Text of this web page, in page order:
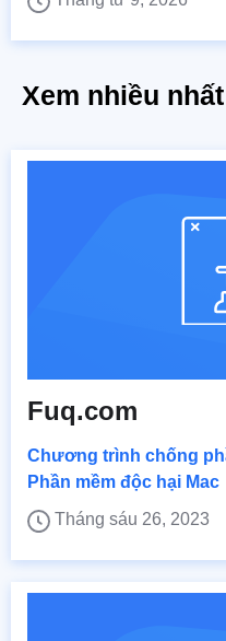
Xem nhiều nhất
Fuq.com
Chương trình chống
Phần mềm độc hại Mac
Tháng sáu 26, 2023